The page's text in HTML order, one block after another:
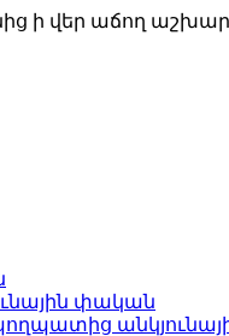
ի վեր աճող
փական